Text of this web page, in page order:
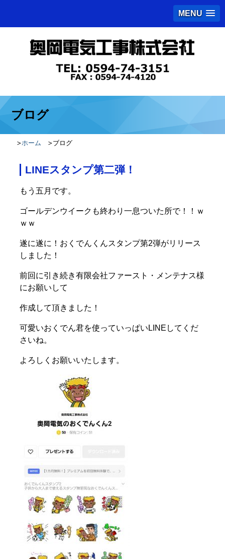
MENU
ブログ
ホーム ブログ
LINEスタンプ第二弾！
もう五月です。
ゴールデンウイークも終わり一息ついた所で！！ｗ
ｗｗ
遂に遂に！おくでんくんスタンプ第2弾がリリース
しました！
前回に引き続き有限会社ファースト・メンテナス様
にお願いして
作成して頂きました！
可愛いおくでん君を使っていっぱいLINEしてくだ
さいね。
よろしくお願いいたします。